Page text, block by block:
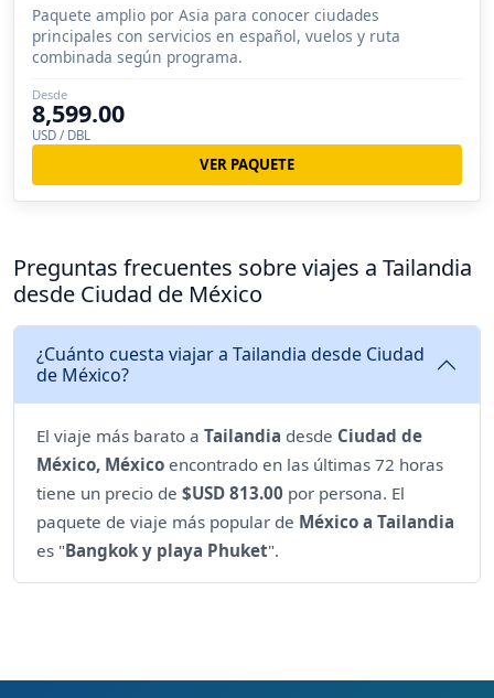
Paquete amplio por Asia para conocer ciudades
principales con servicios en español, vuelos y ruta
combinada según programa.
Desde
8,599.00
USD / DBL
VER PAQUETE
Preguntas frecuentes sobre viajes a Tailandia
desde Ciudad de México
¿Cuánto cuesta viajar a Tailandia desde Ciudad
de México?
El viaje más barato a Tailandia desde Ciudad de
México, México encontrado en las últimas 72 horas
tiene un precio de $USD 813.00 por persona. El
paquete de viaje más popular de México a Tailandia
es "Bangkok y playa Phuket".